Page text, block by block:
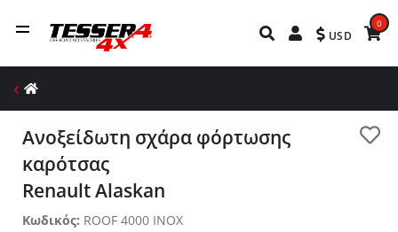
USD
0
Ανοξείδωτη σχάρα φόρτωσης
καρότσας
Renault Alaskan
Κωδικός: ROOF 4000 INOX